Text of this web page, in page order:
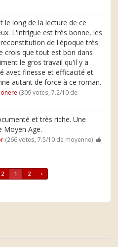
long de la lecture de ce
L'intrigue est très bonne, les
de l'époque très
crois que tout est bon dans
le gros travail qu'il y a
avec finesse et efficacité et
autant de force à ce roman.
(309 votes, 7.2/10 de
et très riche. Une
Moyen Age.
(266 votes, 7.5/10 de moyenne)
1 2 ›